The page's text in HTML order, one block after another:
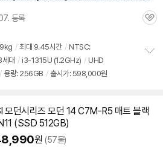
등록
관
/ 최대 9.45시간 / NTSC:
대 / i3-1315U (1.2GHz) / UHD
/ 용량: 256GB / 출시가: 598,000원
모던시리즈 모던 14 C7M-R5 매트 블랙
(SSD 512GB)
원 (57몰)